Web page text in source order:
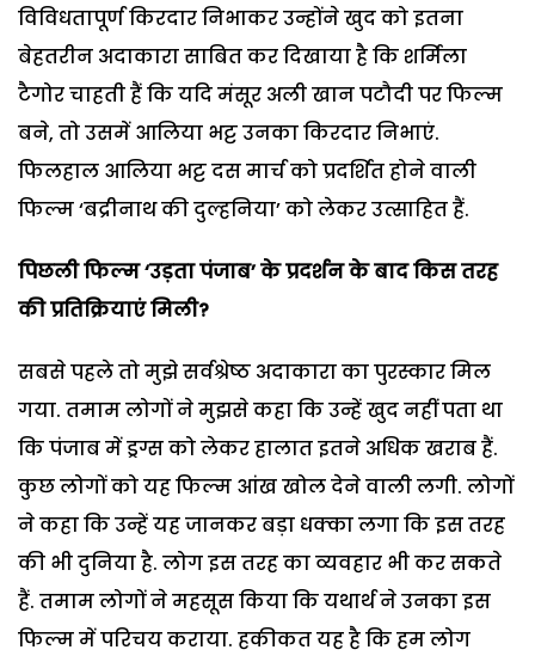
विविधतापूर्ण किरदार निभाकर उन्होंने खुद को इतना
बेहतरीन अदाकारा साबित कर दिखाया है कि शर्मिला
टैगोर चाहती हैं कि यदि मंसूर अली खान पटौदी पर फिल्म
बने, तो उसमें आलिया भट्ट उनका किरदार निभाएं.
फिलहाल आलिया भट्ट दस मार्च को प्रदर्शित होने वाली
फिल्म ‘बद्रीनाथ की दुल्हनिया’ को लेकर उत्साहित हैं.
पिछली फिल्म‘उड़ता पंजाब’के प्रदर्शन के बाद किस तरह
की प्रतिक्रियाएं मिली?
सबसे पहले तो मुझे सर्वश्रेष्ठ अदाकारा का पुरस्कार मिल
गया. तमाम लोगों ने मुझसे कहा कि उन्हें खुद नहीं पता था
कि पंजाब में ड्रग्स को लेकर हालात इतने अधिक खराब हैं.
कुछ लोगों को यह फिल्म आंख खोल देने वाली लगी. लोगों
ने कहा कि उन्हें यह जानकर बड़ा धक्का लगा कि इस तरह
की भी दुनिया है. लोग इस तरह का व्यवहार भी कर सकते
हैं. तमाम लोगों ने महसूस किया कि यथार्थ ने उनका इस
फिल्म में परिचय कराया. हकीकत यह है कि हम लोग